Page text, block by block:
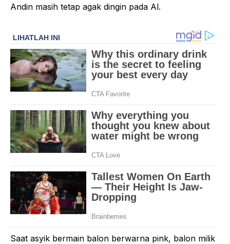
Andin masih tetap agak dingin pada Al.
Saat asyik bermain balon berwarna pink, balon milik